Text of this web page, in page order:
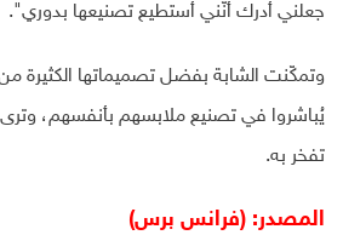
جعلني أدرك أنّني أستطيع تصنيعها بدوري".
وتمكّنت الشابة بفضل تصميماتها الكثيرة
يُباشروا في تصنيع ملابسهم بأنفسهم، وترى
تفخر به.
المصدر: (فرانس برس)